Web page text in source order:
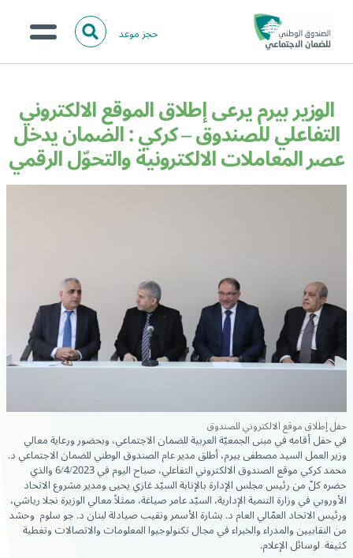
حجز موعد ا
ل
ث
الخدمات الالكترونية
المركز الإعلامي
تواصل معنا
البحث
الوزير بيرم يرعى إطلاق الموقع الالكتروني
التفاعلي للصندوق – كركي : الضمان يدخل
عصر المعاملات الالكترونية والتحوّل الرقمي
حفل إطلاق موقع الالكتروني للصندوق
في حفل أقامه في مبنى الجمعيّة العربية للضمان الاجتماعي، وبحضور ورعاية معالي
وزير العمل السيد مصطفى بيرم، أطلق مدير عام الصندوق الوطني للضمان الاجتماعي د.
محمد كركي موقع الصندوق الالكتروني التفاعلي، صباح اليوم في 6/4/2023 والذي
حضره كلّ من رئيس مجلس الإدارة بالإنابة السيّد غازي يحيى ومدير مشروع الاتحاد
الأوروبي في وزارة التنمية الإدارية، السيّد عامر صياغة، ممثلاً معالي الوزيرة نجلا رياشي،
ورئيس الاتحاد العمّالي العام د. بشارة الأسمر ونقيب صيادلة لبنان د. جو سلوم وحشد
من النقابيين والمدراء والخبراء في مجال تكنولوجيوا المعلومات والاتصالات وتغطية
كثيفة لوسائل الإعلام.